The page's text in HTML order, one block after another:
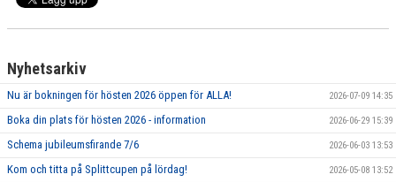
SPONSRING
FRÅGOR & SVAR
FRITIDSKORTET
Nyhetsarkiv
Nu är bokningen för hösten 2026 öppen för ALLA! 2026-07-09 14:35
Boka din plats för hösten 2026 - information 2026-06-29 15:39
Schema jubileumsfirande 7/6 2026-06-03 13:53
Kom och titta på Splittcupen på lördag! 2026-05-08 13:52